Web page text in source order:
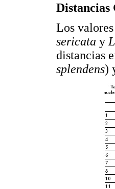
Distancias
Los
sericata y
distancias
splendens)